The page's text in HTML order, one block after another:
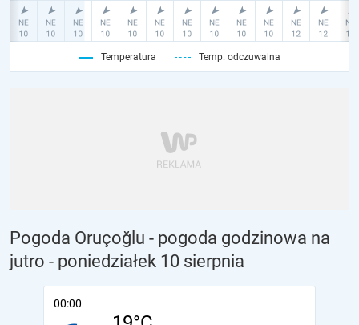
Temperatura Temp. odczuwalna
Pogoda Oruçoğlu - pogoda godzinowa na
jutro - poniedziałek 10 sierpnia
00:00